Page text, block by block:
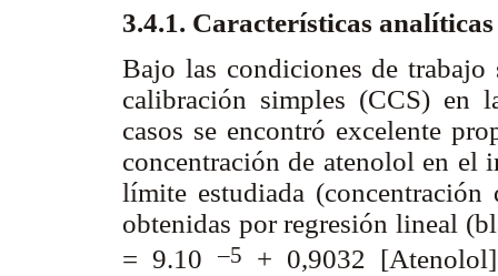
3.4.1. Características
Bajo las condiciones de trabajo
calibración simples (CCS) en
casos se encontró excelente
concentración de atenolol en el
límite estudiada (concentración
obtenidas por regresión lineal
= 9.10–5
+ 0,9032